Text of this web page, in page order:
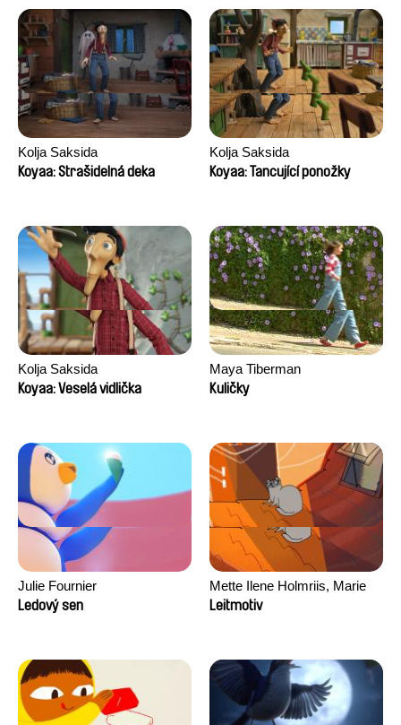
Kolja Saksida
Koyaa: Strašidelná deka
Kolja Saksida
Koyaa: Tancující ponožky
Kolja Saksida
Koyaa: Veselá vidlička
Maya Tiberman
Kuličky
Julie Fournier
Ledový sen
Mette Ilene Holmriis, Marie
Jørgensen, Jeanette
Leitmotiv